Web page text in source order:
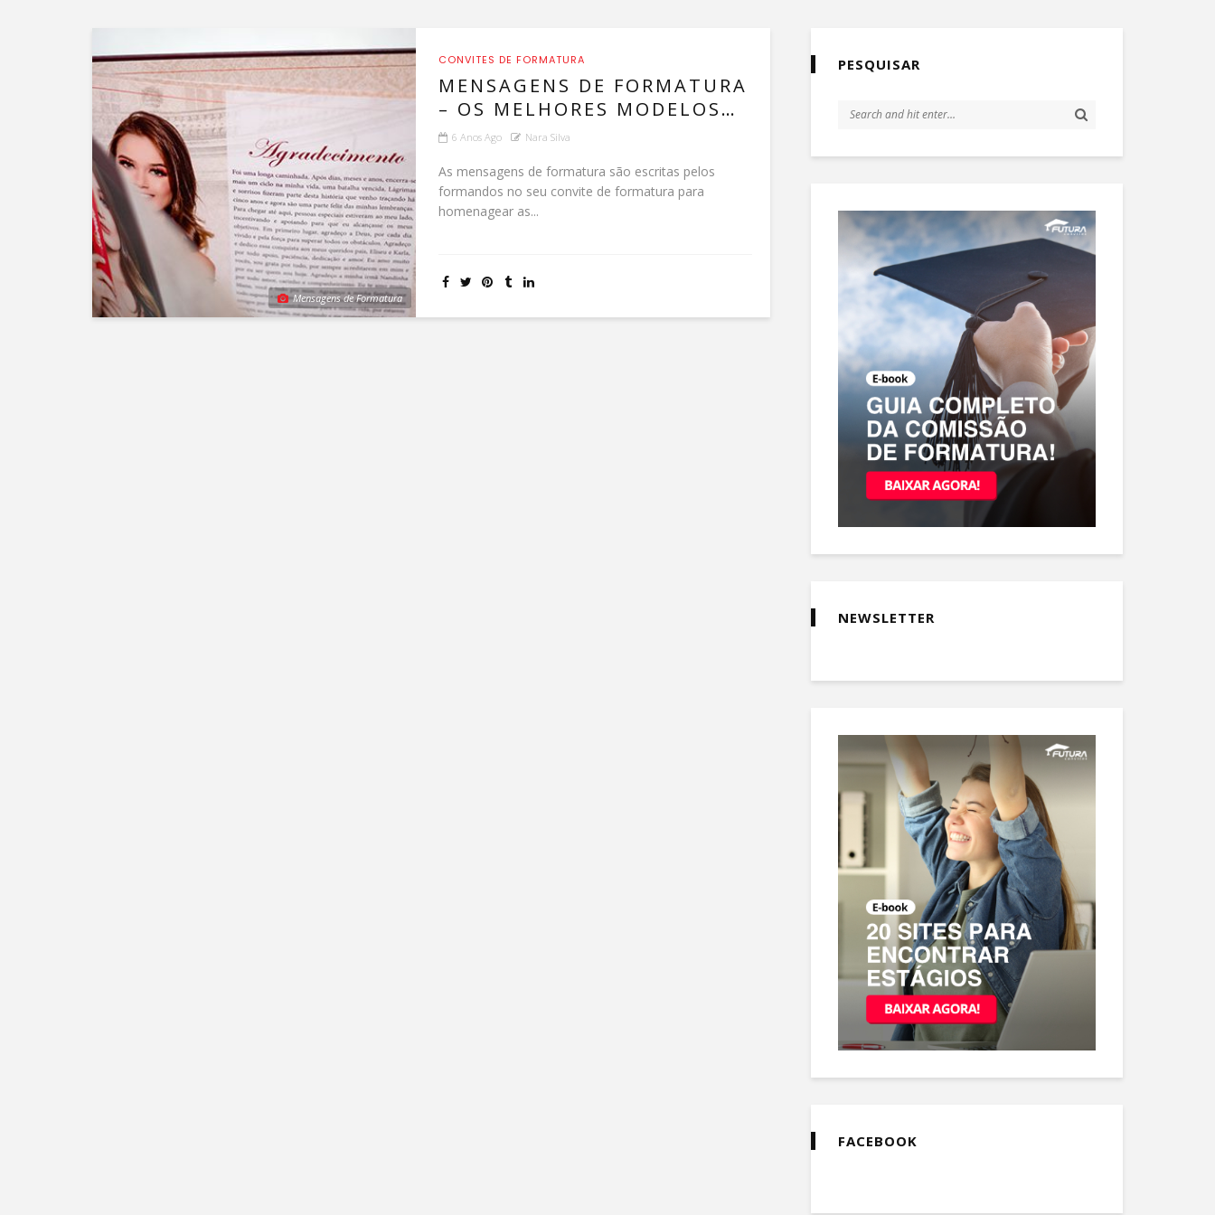
Mensagens de Formatura
CONVITES DE FORMATURA
MENSAGENS DE FORMATURA
– OS MELHORES MODELOS
DE MENSAGENS!
6 Anos Ago Nara Silva
As mensagens de formatura são escritas pelos
formandos no seu convite de formatura para
homenagear as...
PESQUISAR
NEWSLETTER
FACEBOOK